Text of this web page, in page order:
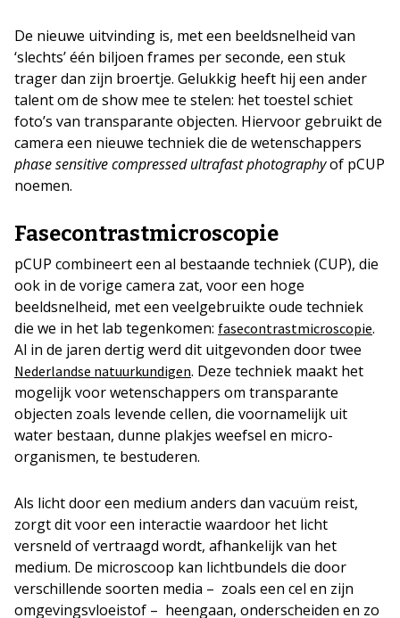
De nieuwe uitvinding is, met een beeldsnelheid van
‘slechts’ één biljoen frames per seconde, een stuk
trager dan zijn broertje. Gelukkig heeft hij een ander
talent om de show mee te stelen: het toestel schiet
foto’s van transparante objecten. Hiervoor gebruikt de
camera een nieuwe techniek die de wetenschappers
phase sensitive compressed ultrafast photographyof pCUP
noemen.
Fasecontrastmicroscopie
pCUP combineert een al bestaande techniek (CUP), die
ook in de vorige camera zat, voor een hoge
beeldsnelheid, met een veelgebruikte oude techniek
die we in het lab tegenkomen: fasecontrastmicroscopie.
Al in de jaren dertig werd dit uitgevonden door twee
Nederlandse natuurkundigen. Deze techniek maakt het
mogelijk voor wetenschappers om transparante
objecten zoals levende cellen, die voornamelijk uit
water bestaan, dunne plakjes weefsel en micro-
organismen, te bestuderen.
Als licht door een medium anders dan vacuüm reist,
zorgt dit voor een interactie waardoor het licht
versneld of vertraagd wordt, afhankelijk van het
medium. De microscoop kan lichtbundels die door
verschillende soorten media – zoals een cel en zijn
omgevingsvloeistof – heengaan, onderscheiden en zo